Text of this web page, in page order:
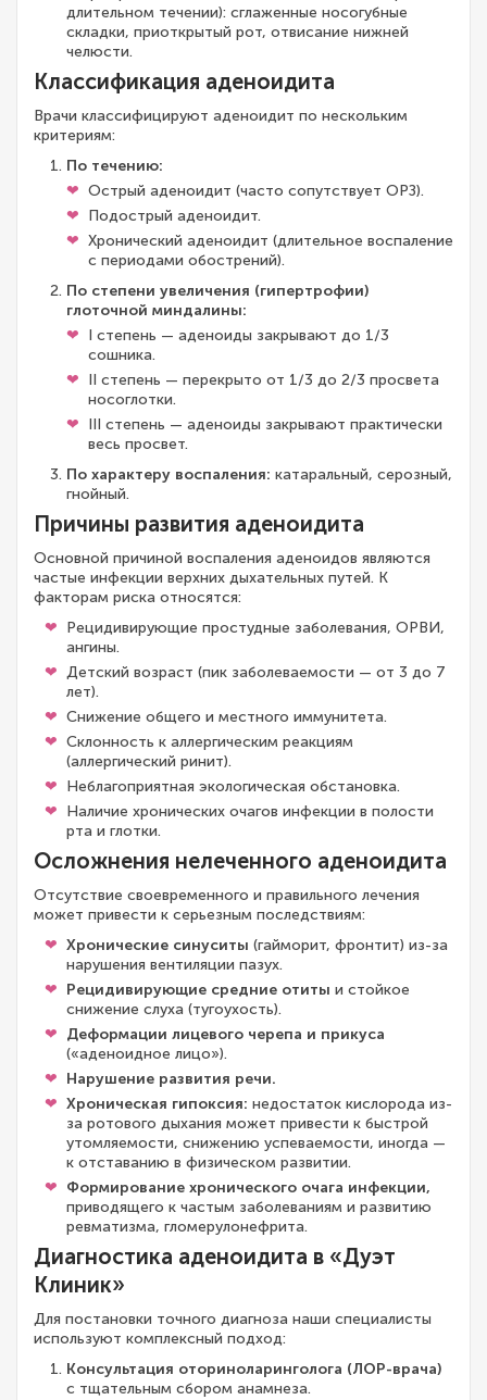
длительном течении): сглаженные носогубные
складки, приоткрытый рот, отвисание нижней
челюсти.
Классификация аденоидита
Врачи классифицируют аденоидит по нескольким
критериям:
По течению:
Острый аденоидит (часто сопутствует ОРЗ).
Подострый аденоидит.
Хронический аденоидит (длительное воспаление
с периодами обострений).
По степени увеличения (гипертрофии)
глоточной миндалины:
I степень — аденоиды закрывают до 1/3
сошника.
II степень — перекрыто от 1/3 до 2/3 просвета
носоглотки.
III степень — аденоиды закрывают практически
весь просвет.
По характеру воспаления: катаральный, серозный,
гнойный.
Причины развития аденоидита
Основной причиной воспаления аденоидов являются
частые инфекции верхних дыхательных путей. К
факторам риска относятся:
Рецидивирующие простудные заболевания, ОРВИ,
ангины.
Детский возраст (пик заболеваемости — от 3 до 7
лет).
Снижение общего и местного иммунитета.
Склонность к аллергическим реакциям
(аллергический ринит).
Неблагоприятная экологическая обстановка.
Наличие хронических очагов инфекции в полости
рта и глотки.
Осложнения нелеченного аденоидита
Отсутствие своевременного и правильного лечения
может привести к серьезным последствиям:
Хронические синуситы (гайморит, фронтит) из-за
нарушения вентиляции пазух.
Рецидивирующие средние отиты и стойкое
снижение слуха (тугоухость).
Деформации лицевого черепа и прикуса
(«аденоидное лицо»).
Нарушение развития речи.
Хроническая гипоксия: недостаток кислорода из-
за ротового дыхания может привести к быстрой
утомляемости, снижению успеваемости, иногда —
к отставанию в физическом развитии.
Формирование хронического очага инфекции,
приводящего к частым заболеваниям и развитию
ревматизма, гломерулонефрита.
Диагностика аденоидита в «Дуэт
Клиник»
Для постановки точного диагноза наши специалисты
используют комплексный подход:
Консультация оториноларинголога (ЛОР-врача)
с тщательным сбором анамнеза.